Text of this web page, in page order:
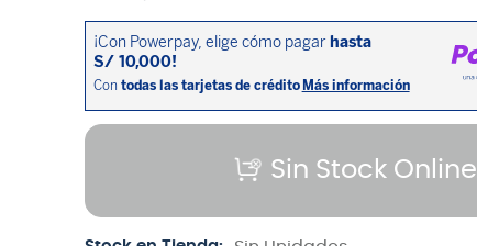
Sin Stock Online